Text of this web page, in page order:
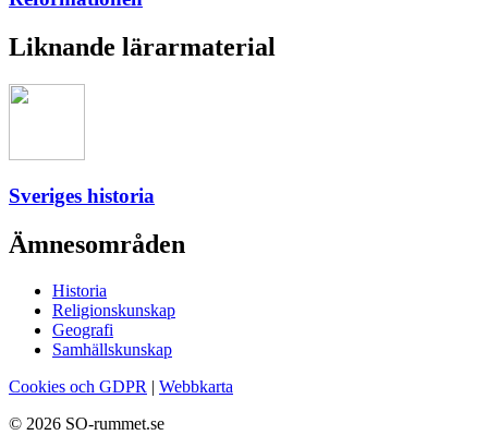
Liknande lärarmaterial
Sveriges historia
Ämnesområden
Historia
Religionskunskap
Geografi
Samhällskunskap
Cookies och GDPR | Webbkarta
© 2026 SO-rummet.se